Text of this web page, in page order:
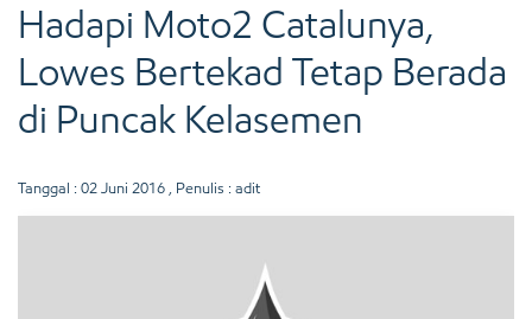
Hadapi Moto2 Catalunya,
Lowes Bertekad Tetap Berada
di Puncak Kelasemen
Tanggal : 02 Juni 2016 , Penulis : adit